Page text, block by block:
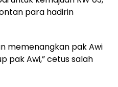
para hadirin
memenangkan pak Awi
pak Awi,” cetus salah